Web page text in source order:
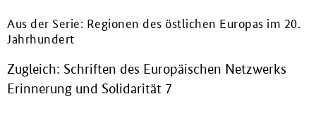
Aus der Serie: Regionen des östlichen Europas im 20.
Jahrhundert
Zugleich: Schriften des Europäischen Netzwerks
Erinnerung und Solidarität 7